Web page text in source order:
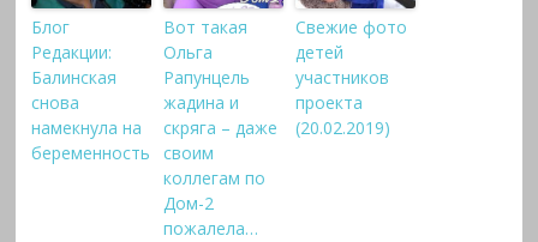
Блог
Редакции:
Балинская
снова
намекнула на
беременность
Вот такая
Ольга
Рапунцель
жадина и
скряга – даже
своим
коллегам по
Дом-2
пожалела…
Свежие фото
детей
участников
проекта
(20.02.2019)